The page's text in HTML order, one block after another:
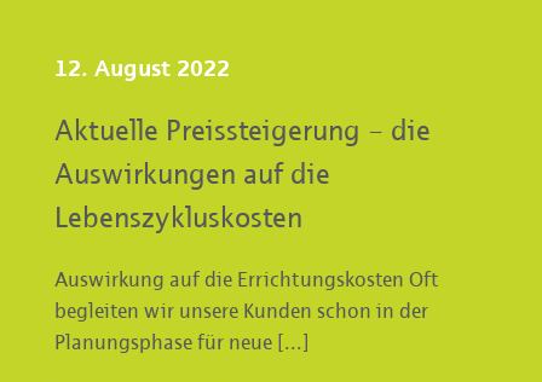
12. August 2022
Aktuelle Preissteigerung – die
Auswirkungen auf die
Lebenszykluskosten
Auswirkung auf die Errichtungskosten Oft
begleiten wir unsere Kunden schon in der
Planungsphase für neue [...]